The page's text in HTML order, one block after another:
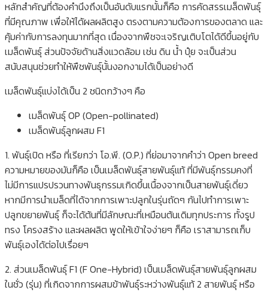
หลักสำคัญที่ต้องคำนึงถึงเป็นอันดับแรกนั้นก็คือ การคัดสรรเมล็ดพันธุ์
ที่มีคุณภาพ เพื่อให้ได้ผลผลิตสูง ตรงตามความต้องการของตลาด และ
คุ้มค่ากับการลงทุนมากที่สุด เนื่องจากพืชจะเจริญเติบโตได้ดีขึ้นอยู่กับ
เมล็ดพันธุ์ ส่วนปัจจัยด้านสิ่งแวดล้อม เช่น ดิน น้ำ ปุ๋ย จะเป็นส่วน
สนับสนุนช่วยทำให้พืชพันธุ์นั้นงอกงามได้เป็นอย่างดี
เมล็ดพันธุ์แบ่งได้เป็น 2 ชนิดกว้างๆ คือ
เมล็ดพันธุ์ OP (Open-pollinated)
เมล็ดพันธุ์ลูกผสม F1
1. พันธุ์เปิด หรือ ที่เรียกว่า โอ.พี. (O.P.) ที่ย่อมาจากคำว่า Open breed
ความหมายของมันก็คือ เป็นเมล็ดพันธุ์สายพันธุ์แท้ ที่มีพันธุ์กรรมคงที่
ไม่มีการแปรปรวนทางพันธุกรรมเกิดขึ้นเนื้องจากเป็นสายพันธุ์เดี่ยว
หากมีการนำเมล็ดที่ได้จากการเพาะปลูกในรุ่นถัดๆ กันไปทำการเพาะ
ปลูกขยายพันธุ์ ก็จะได้ต้นที่มีลักษณะที่เหมือนต้นเดิมทุกประการ ทั้งรูป
ทรง โครงสร้าง และผลผลิต พูดให้เข้าใจง่ายๆ ก็คือ เราสามารถเก็บ
พันธุ์เองได้ต่อไปเรื่อยๆ
2. ส่วนเมล็ดพันธุ์ F1 (F One-Hybrid) เป็นเมล็ดพันธุ์สายพันธุ์ลูกผสม
ในชั่ว (รุ่น) ที่เกิดจากการผสมข้าพันธุ์ระหว่างพันธุ์แท้ 2 สายพันธุ์ หรือ